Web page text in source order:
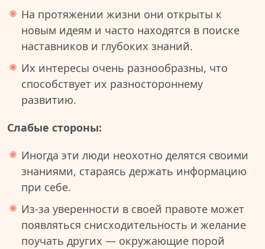
На протяжении жизни они открыты к
новым идеям и часто находятся в поиске
наставников и глубоких знаний.
Их интересы очень разнообразны, что
способствует их разностороннему
развитию.
Слабые стороны:
Иногда эти люди неохотно делятся своими
знаниями, стараясь держать информацию
при себе.
Из-за уверенности в своей правоте может
появляться снисходительность и желание
поучать других — окружающие порой